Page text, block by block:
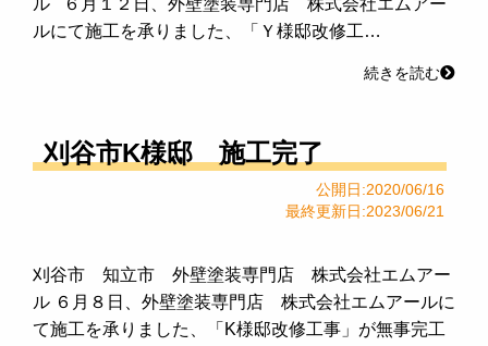
ルにて施工を承りました、「Ｙ様邸改修工…
続きを読む
刈谷市K様邸 施工完了
公開日:2020/06/16
最終更新日:2023/06/21
刈谷市 知立市 外壁塗装専門店 株式会社エムアー
ル ６月８日、外壁塗装専門店 株式会社エムアールに
て施工を承りました、「K様邸改修工事」が無事完工